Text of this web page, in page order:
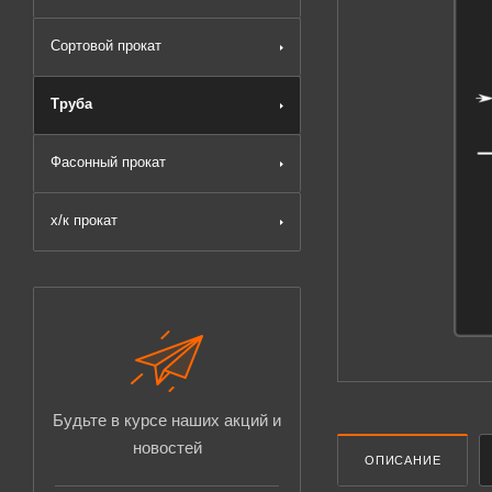
ОПИСАНИЕ
Сортовой прокат
Труба
Фасонный прокат
х/к прокат
Будьте в курсе наших акций и
новостей